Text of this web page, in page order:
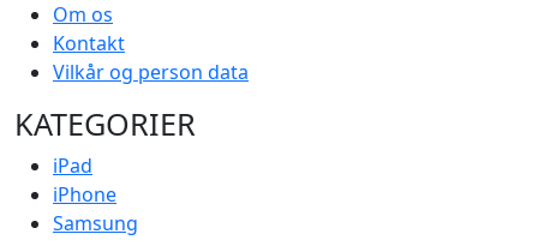
Om os
Kontakt
Vilkår og person data
KATEGORIER
iPad
iPhone
Samsung